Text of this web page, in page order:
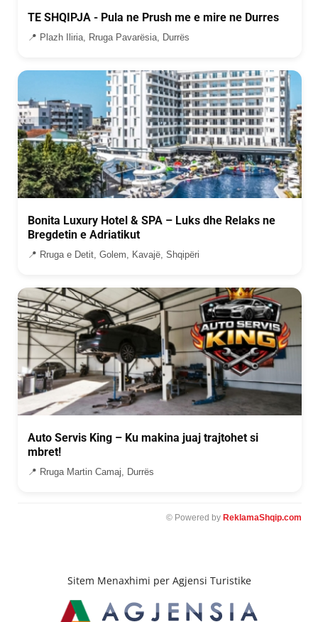
TE SHQIPJA - Pula ne Prush me e mire ne Durres
📍 Plazh Iliria, Rruga Pavarësia, Durrës
Bonita Luxury Hotel & SPA – Luks dhe Relaks ne
Bregdetin e Adriatikut
📍 Rruga e Detit, Golem, Kavajë, Shqipëri
Auto Servis King – Ku makina juaj trajtohet si
mbret!
📍 Rruga Martin Camaj, Durrës
© Powered by ReklamaShqip.com
Sitem Menaxhimi per Agjensi Turistike